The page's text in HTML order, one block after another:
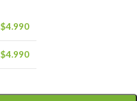
$4.990
$4.990